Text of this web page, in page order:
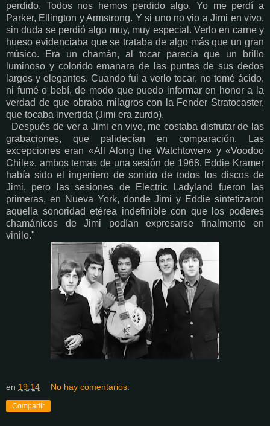
perdido. Todos nos hemos perdido algo. Yo me perdí a
Parker, Ellington y Armstrong. Y si uno no vio a Jimi en vivo,
sin duda se perdió algo muy, muy especial. Verlo en carne y
hueso evidenciaba que se trataba de algo más que un gran
músico. Era un chamán, al tocar parecía que un brillo
luminoso y colorido emanara de las puntas de sus dedos
largos y elegantes. Cuando fui a verlo tocar, no tomé ácido,
ni fumé o bebí, de modo que puedo informar en honor a la
verdad de que obraba milagros con la Fender Stratocaster,
que tocaba invertida (Jimi era zurdo).
Después de ver a Jimi en vivo, me costaba disfrutar de las
grabaciones, que palidecían en comparación. Las
excepciones eran «All Along the Watchtower» y «Voodoo
Chile», ambos temas de una sesión de 1968. Eddie Kramer
había sido el ingeniero de sonido de todos los discos de
Jimi, pero las sesiones de Electric Ladyland fueron las
primeras, en Nueva York, donde Jimi y Eddie sintetizaron
aquella sonoridad etérea indefinible con que los poderes
chamánicos de Jimi podían expresarse finalmente en
vinilo."
en 19:14 No hay comentarios:
Compartir